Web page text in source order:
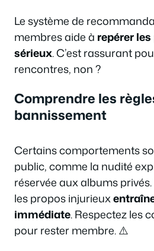
Le système de
membres aide à repérer
sérieux. C’est rassurant
rencontres, non ?
Comprendre les
bannissement
Certains comportements
public, comme la nudité
réservée aux albums
les propos injurieux
immédiate. Respectez les
pour rester membre. ⚠️